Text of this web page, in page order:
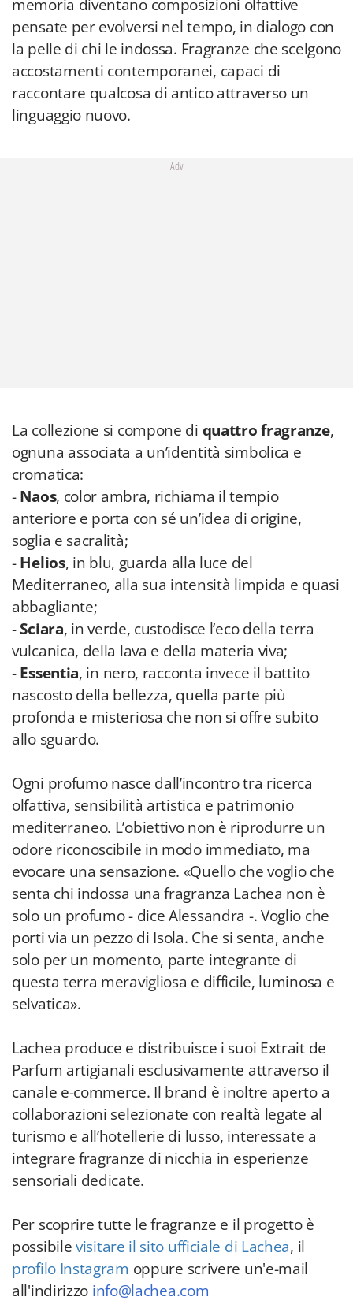
memoria diventano composizioni olfattive
pensate per evolversi nel tempo, in dialogo con
la pelle di chi le indossa. Fragranze che scelgono
accostamenti contemporanei, capaci di
raccontare qualcosa di antico attraverso un
linguaggio nuovo.
Adv
La collezione si compone di quattro fragranze,
ognuna associata a un’identità simbolica e
cromatica:
-Naos, color ambra, richiama il tempio
anteriore e porta con sé un’idea di origine,
soglia e sacralità;
-Helios, in blu, guarda alla luce del
Mediterraneo, alla sua intensità limpida e quasi
abbagliante;
-Sciara, in verde, custodisce l’eco della terra
vulcanica, della lava e della materia viva;
-Essentia, in nero, racconta invece il battito
nascosto della bellezza, quella parte più
profonda e misteriosa che non si offre subito
allo sguardo.
Ogni profumo nasce dall’incontro tra ricerca
olfattiva, sensibilità artistica e patrimonio
mediterraneo. L’obiettivo non è riprodurre un
odore riconoscibile in modo immediato, ma
evocare una sensazione. «Quello che voglio che
senta chi indossa una fragranza Lachea non è
solo un profumo - dice Alessandra -. Voglio che
porti via un pezzo di Isola. Che si senta, anche
solo per un momento, parte integrante di
questa terra meravigliosa e difficile, luminosa e
selvatica».
Lachea produce e distribuisce i suoi Extrait de
Parfum artigianali esclusivamente attraverso il
canale e-commerce. Il brand è inoltre aperto a
collaborazioni selezionate con realtà legate al
turismo e all’hotellerie di lusso, interessate a
integrare fragranze di nicchia in esperienze
sensoriali dedicate.
Per scoprire tutte le fragranze e il progetto è
possibilevisitare il sito ufficiale di Lachea, il
profilo Instagram oppure scrivere un'e-mail
all'indirizzo info@lachea.com